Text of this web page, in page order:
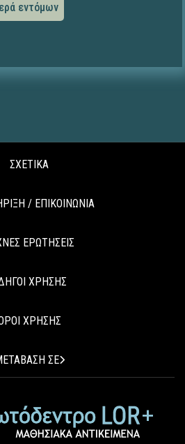
εντόμων
ΣΧΕΤΙΚΑ
/ ΕΠΙΚΟΙΝΩΝΙΑ
ΕΡΩΤΗΣΕΙΣ
ΧΡΗΣΗΣ
ΧΡΗΣΗΣ
ΣΕ